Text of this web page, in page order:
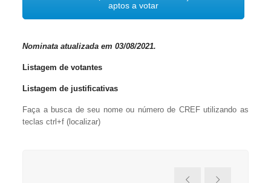
aptos a votar
Nominata atualizada em 03/08/2021.
Listagem de votantes
Listagem de justificativas
Faça a busca de seu nome ou número de CREF utilizando as
teclas ctrl+f (localizar)